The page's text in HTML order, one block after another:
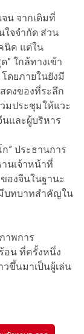
น จากเดิมที่
ใจจำกัด ส่วน
นิค แต่ใน
” ใกล้ทางเข้า
ดยภายในยังมี
ดงของที่ระลึก
มประชุมให้แวะ
นและผู้บริหาร
ก” ประธานการ
านเจ้าหน้าที่
องจีนในฐานะ
มีบทบาทสำคัญใน
าพการ
อน ที่ครั้งหนึ่ง
ขึ้นมาเป็นผู้เล่น